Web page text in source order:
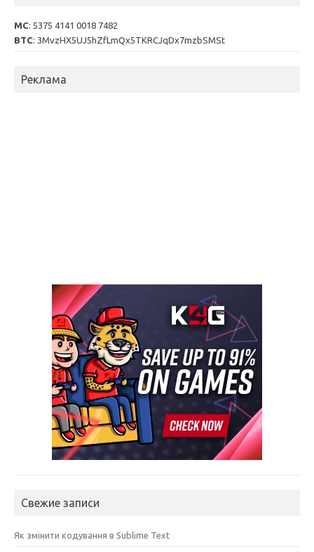
MC: 5375 4141 0018 7482
BTC: 3MvzHX5UJ5hZfLmQx5TKRCJqDx7mzbSMSt
Реклама
Свежие записи
Як змінити кодування в Sublime Text